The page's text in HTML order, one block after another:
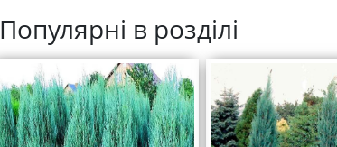
Популярні в розділі